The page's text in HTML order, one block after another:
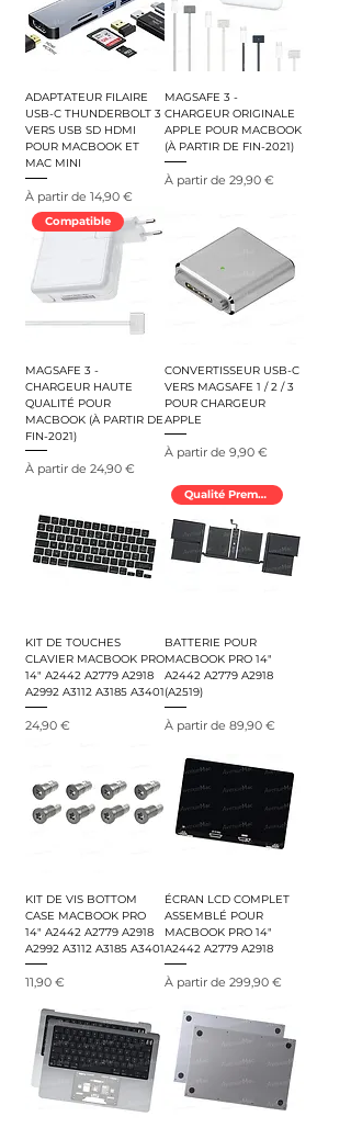
ADAPTATEUR FILAIRE
USB-C THUNDERBOLT 3
VERS USB SD HDMI
POUR MACBOOK ET
MAC MINI
À partir de 14,90 €
Prix promotionnel
MAGSAFE 3 -
CHARGEUR ORIGINALE
APPLE POUR MACBOOK
(À PARTIR DE FIN-2021)
À partir de 29,90 €
Prix promotionnel
Compatible
MAGSAFE 3 -
CHARGEUR HAUTE
QUALITÉ POUR
MACBOOK (À PARTIR DE
FIN-2021)
À partir de 24,90 €
Prix promotionnel
CONVERTISSEUR USB-C
VERS MAGSAFE 1 / 2 / 3
POUR CHARGEUR
APPLE
À partir de 9,90 €
Prix promotionnel
KIT DE TOUCHES
CLAVIER MACBOOK PRO
14" A2442 A2779 A2918
A2992 A3112 A3185 A3401
Prix
24,90 €
Qualité Premium
BATTERIE POUR
MACBOOK PRO 14"
A2442 A2779 A2918
(A2519)
À partir de 89,90 €
Prix promotionnel
KIT DE VIS BOTTOM
CASE MACBOOK PRO
14" A2442 A2779 A2918
A2992 A3112 A3185 A3401
Prix
11,90 €
ÉCRAN LCD COMPLET
ASSEMBLÉ POUR
MACBOOK PRO 14"
A2442 A2779 A2918
À partir de 299,90 €
Prix promotionnel